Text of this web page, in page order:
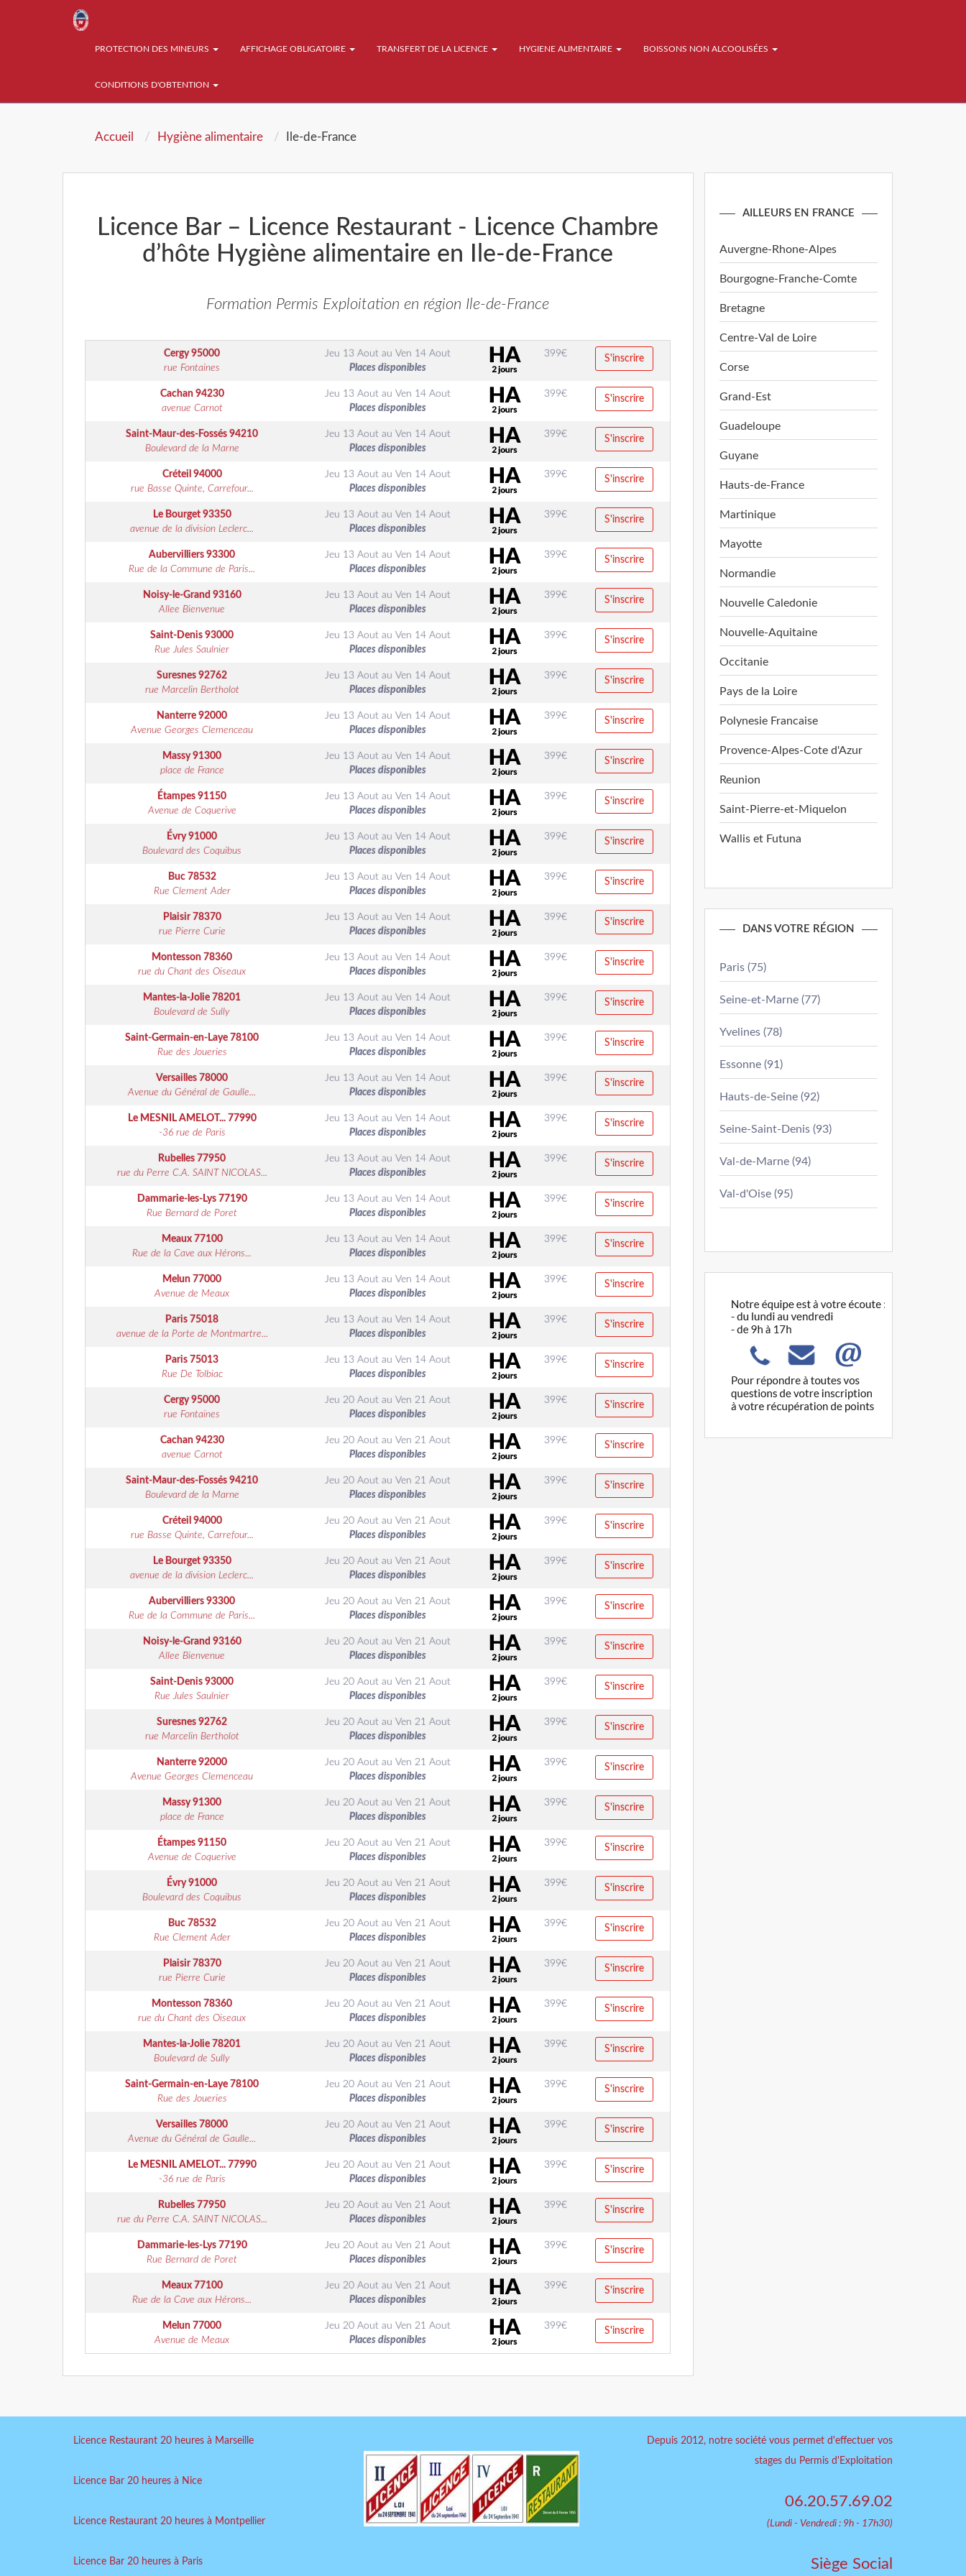
PROTECTION DES MINEURS AFFICHAGE OBLIGATOIRE TRANSFERT DE LA LICENCE HYGIENE ALIMENTAIRE BOISSONS NON ALCOOLISÉES
CONDITIONS D'OBTENTION
Accueil Hygiène alimentaire Ile-de-France
Licence Bar – Licence Restaurant - Licence Chambre
d’hôte Hygiène alimentaire en Ile-de-France
Formation Permis Exploitation en région Ile-de-France
Cergy95000
rue Fontaines
Jeu 13 Aout auVen 14 Aout
Places disponibles
399€ S'inscrire
Cachan 94230
avenue Carnot
Jeu 13 Aout auVen 14 Aout
Places disponibles
399€ S'inscrire
Saint-Maur-des-Fossés94210
Boulevard de la Marne
Jeu 13 Aout auVen 14 Aout
Places disponibles
399€ S'inscrire
Créteil 94000
rue Basse Quinte, Carrefour...
Jeu 13 Aout auVen 14 Aout
Places disponibles
399€ S'inscrire
Le Bourget 93350
avenue de la division Leclerc...
Jeu 13 Aout auVen 14 Aout
Places disponibles
399€ S'inscrire
Aubervilliers93300
Rue de la Commune de Paris...
Jeu 13 Aout auVen 14 Aout
Places disponibles
399€ S'inscrire
Noisy-le-Grand 93160
Allee Bienvenue
Jeu 13 Aout auVen 14 Aout
Places disponibles
399€ S'inscrire
Saint-Denis93000
Rue Jules Saulnier
Jeu 13 Aout auVen 14 Aout
Places disponibles
399€ S'inscrire
Suresnes92762
rue Marcelin Bertholot
Jeu 13 Aout auVen 14 Aout
Places disponibles
399€ S'inscrire
Nanterre92000
Avenue Georges Clemenceau
Jeu 13 Aout auVen 14 Aout
Places disponibles
399€ S'inscrire
Massy91300
place de France
Jeu 13 Aout auVen 14 Aout
Places disponibles
399€ S'inscrire
Étampes91150
Avenue de Coquerive
Jeu 13 Aout auVen 14 Aout
Places disponibles
399€ S'inscrire
Évry91000
Boulevard des Coquibus
Jeu 13 Aout auVen 14 Aout
Places disponibles
399€ S'inscrire
Buc 78532
Rue Clement Ader
Jeu 13 Aout auVen 14 Aout
Places disponibles
399€ S'inscrire
Plaisir 78370
rue Pierre Curie
Jeu 13 Aout auVen 14 Aout
Places disponibles
399€ S'inscrire
Montesson 78360
rue du Chant des Oiseaux
Jeu 13 Aout auVen 14 Aout
Places disponibles
399€ S'inscrire
Mantes-la-Jolie 78201
Boulevard de Sully
Jeu 13 Aout auVen 14 Aout
Places disponibles
399€ S'inscrire
Saint-Germain-en-Laye 78100
Rue des Joueries
Jeu 13 Aout auVen 14 Aout
Places disponibles
399€ S'inscrire
Versailles 78000
Avenue du Général de Gaulle...
Jeu 13 Aout auVen 14 Aout
Places disponibles
399€ S'inscrire
Le MESNIL AMELOT... 77990
-36 rue de Paris
Jeu 13 Aout auVen 14 Aout
Places disponibles
399€ S'inscrire
Rubelles 77950
rue du Perre C.A. SAINT NICOLAS...
Jeu 13 Aout auVen 14 Aout
Places disponibles
399€ S'inscrire
Dammarie-les-Lys 77190
Rue Bernard de Poret
Jeu 13 Aout auVen 14 Aout
Places disponibles
399€ S'inscrire
Meaux 77100
Rue de la Cave aux Hérons...
Jeu 13 Aout auVen 14 Aout
Places disponibles
399€ S'inscrire
Melun 77000
Avenue de Meaux
Jeu 13 Aout auVen 14 Aout
Places disponibles
399€ S'inscrire
Paris 75018
avenue de la Porte de Montmartre...
Jeu 13 Aout auVen 14 Aout
Places disponibles
399€ S'inscrire
Paris 75013
Rue De Tolbiac
Jeu 13 Aout auVen 14 Aout
Places disponibles
399€ S'inscrire
Cergy95000
rue Fontaines
Jeu 20 Aout auVen 21 Aout
Places disponibles
399€ S'inscrire
Cachan 94230
avenue Carnot
Jeu 20 Aout auVen 21 Aout
Places disponibles
399€ S'inscrire
Saint-Maur-des-Fossés94210
Boulevard de la Marne
Jeu 20 Aout auVen 21 Aout
Places disponibles
399€ S'inscrire
Créteil 94000
rue Basse Quinte, Carrefour...
Jeu 20 Aout auVen 21 Aout
Places disponibles
399€ S'inscrire
Le Bourget 93350
avenue de la division Leclerc...
Jeu 20 Aout auVen 21 Aout
Places disponibles
399€ S'inscrire
Aubervilliers93300
Rue de la Commune de Paris...
Jeu 20 Aout auVen 21 Aout
Places disponibles
399€ S'inscrire
Noisy-le-Grand 93160
Allee Bienvenue
Jeu 20 Aout auVen 21 Aout
Places disponibles
399€ S'inscrire
Saint-Denis93000
Rue Jules Saulnier
Jeu 20 Aout auVen 21 Aout
Places disponibles
399€ S'inscrire
Suresnes92762
rue Marcelin Bertholot
Jeu 20 Aout auVen 21 Aout
Places disponibles
399€ S'inscrire
Nanterre92000
Avenue Georges Clemenceau
Jeu 20 Aout auVen 21 Aout
Places disponibles
399€ S'inscrire
Massy91300
place de France
Jeu 20 Aout auVen 21 Aout
Places disponibles
399€ S'inscrire
Étampes91150
Avenue de Coquerive
Jeu 20 Aout auVen 21 Aout
Places disponibles
399€ S'inscrire
Évry91000
Boulevard des Coquibus
Jeu 20 Aout auVen 21 Aout
Places disponibles
399€ S'inscrire
Buc 78532
Rue Clement Ader
Jeu 20 Aout auVen 21 Aout
Places disponibles
399€ S'inscrire
Plaisir 78370
rue Pierre Curie
Jeu 20 Aout auVen 21 Aout
Places disponibles
399€ S'inscrire
Montesson 78360
rue du Chant des Oiseaux
Jeu 20 Aout auVen 21 Aout
Places disponibles
399€ S'inscrire
Mantes-la-Jolie 78201
Boulevard de Sully
Jeu 20 Aout auVen 21 Aout
Places disponibles
399€ S'inscrire
Saint-Germain-en-Laye 78100
Rue des Joueries
Jeu 20 Aout auVen 21 Aout
Places disponibles
399€ S'inscrire
Versailles 78000
Avenue du Général de Gaulle...
Jeu 20 Aout auVen 21 Aout
Places disponibles
399€ S'inscrire
Le MESNIL AMELOT... 77990
-36 rue de Paris
Jeu 20 Aout auVen 21 Aout
Places disponibles
399€ S'inscrire
Rubelles 77950
rue du Perre C.A. SAINT NICOLAS...
Jeu 20 Aout auVen 21 Aout
Places disponibles
399€ S'inscrire
Dammarie-les-Lys 77190
Rue Bernard de Poret
Jeu 20 Aout auVen 21 Aout
Places disponibles
399€ S'inscrire
Meaux 77100
Rue de la Cave aux Hérons...
Jeu 20 Aout auVen 21 Aout
Places disponibles
399€ S'inscrire
Melun 77000
Avenue de Meaux
Jeu 20 Aout auVen 21 Aout
Places disponibles
399€ S'inscrire
AILLEURS EN FRANCE
Auvergne-Rhone-Alpes
Bourgogne-Franche-Comte
Bretagne
Centre-Val de Loire
Corse
Grand-Est
Guadeloupe
Guyane
Hauts-de-France
Martinique
Mayotte
Normandie
Nouvelle Caledonie
Nouvelle-Aquitaine
Occitanie
Pays de la Loire
Polynesie Francaise
Provence-Alpes-Cote d'Azur
Reunion
Saint-Pierre-et-Miquelon
Wallis et Futuna
DANS VOTRE RÉGION
Paris (75)
Seine-et-Marne (77)
Yvelines (78)
Essonne (91)
Hauts-de-Seine (92)
Seine-Saint-Denis (93)
Val-de-Marne (94)
Val-d'Oise (95)
Licence Restaurant 20 heures à Marseille
Licence Bar 20 heures à Nice
Licence Restaurant 20 heures à Montpellier
Licence Bar 20 heures à Paris
Depuis 2012, notre société vous permet d'effectuer vos
stages du Permis d'Exploitation
06.20.57.69.02
(Lundi - Vendredi : 9h - 17h30)
Siège Social